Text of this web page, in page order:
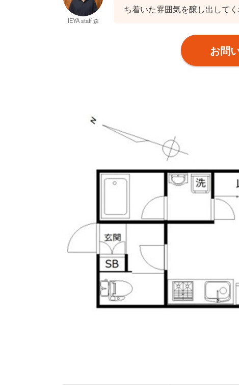
IEYA staff 森
ち着いた雰囲気を醸し出してく
お問